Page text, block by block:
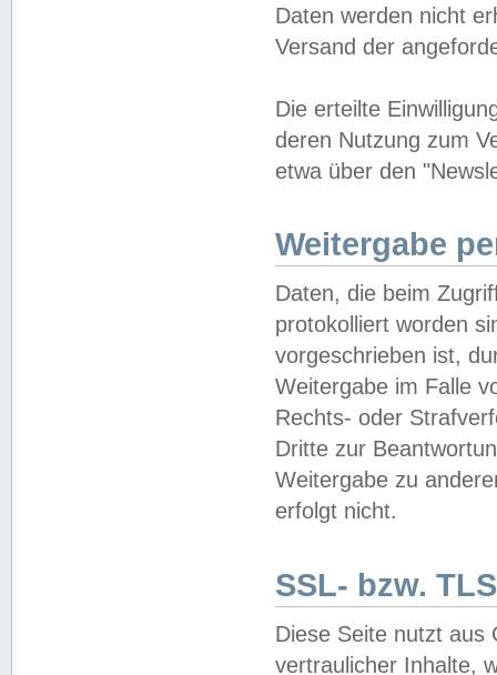
Daten werden nicht
Versand der
Die erteilte
deren Nutzung zum
etwa über den
Weitergabe
Daten, die beim
protokolliert worden
vorgeschrieben ist,
Weitergabe im Falle
Rechts- oder
Dritte zur
Weitergabe zu
erfolgt nicht.
SSL- bzw.
Diese Seite nutzt aus
vertraulicher Inhalte,